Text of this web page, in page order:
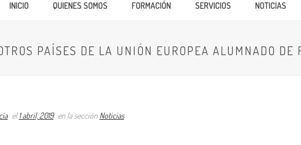
INICIO QUIENES SOMOS FORMACIÓN SERVICIOS NOTICIAS
PAÍSES DE LA UNIÓN EUROPEA ALUMNADO
el1 abril, 2019 en la sección Noticias